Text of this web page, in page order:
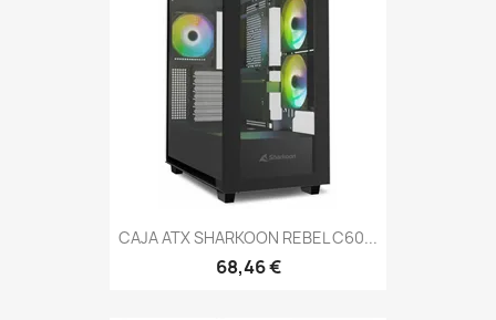
CAJA ATX SHARKOON REBEL C60...
68,46 €